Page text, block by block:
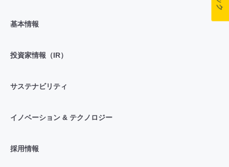
基本情報
投資家情報（IR）
サステナビリティ
イノベーション & テクノロジー
採用情報